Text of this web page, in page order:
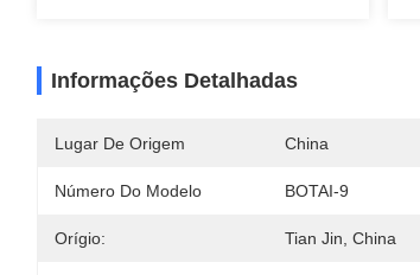
Informações Detalhadas
Lugar De Origem China
Número Do Modelo BOTAI-9
Orígio: Tian Jin, China